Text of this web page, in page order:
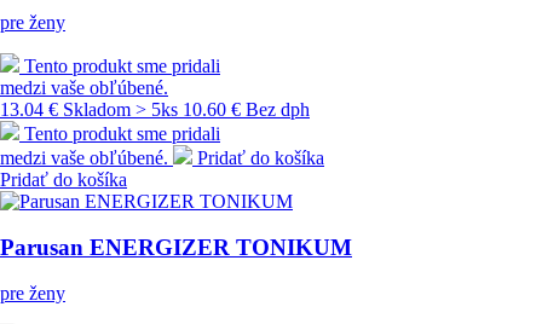
pre ženy
Tento produkt sme pridali
medzi vaše obľúbené.
13.04 € Skladom > 5ks 10.60 € Bez dph
Tento produkt sme pridali
medzi vaše obľúbené.
Pridať do košíka
Pridať do košíka
Parusan ENERGIZER TONIKUM
pre ženy